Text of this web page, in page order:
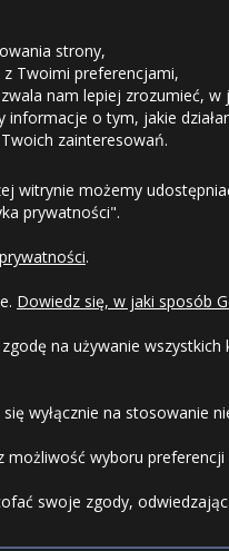
strony,
Twoimi preferencjami,
nam lepiej zrozumieć,
o tym, jakie
zainteresowań.
witrynie możemy
prywatności".
.
Dowiedz się, w jaki sposób
na używanie
wyłącznie na stosowanie
możliwość wyboru
swoje zgody,
Odstąpienie od
Dlaczego warto
Raty
FAQ